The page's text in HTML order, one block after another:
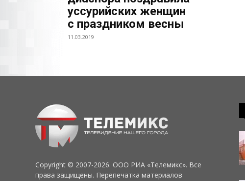
уссурийских женщин
с праздником весны
11.03.2019
Copyright © 2007-2026. ООО РИА «Телемикс». Все
права защищены. Перепечатка материалов